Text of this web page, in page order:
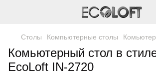
Столы Компьютерные столы
Комьютерный стол в
EcoLoft IN-2720